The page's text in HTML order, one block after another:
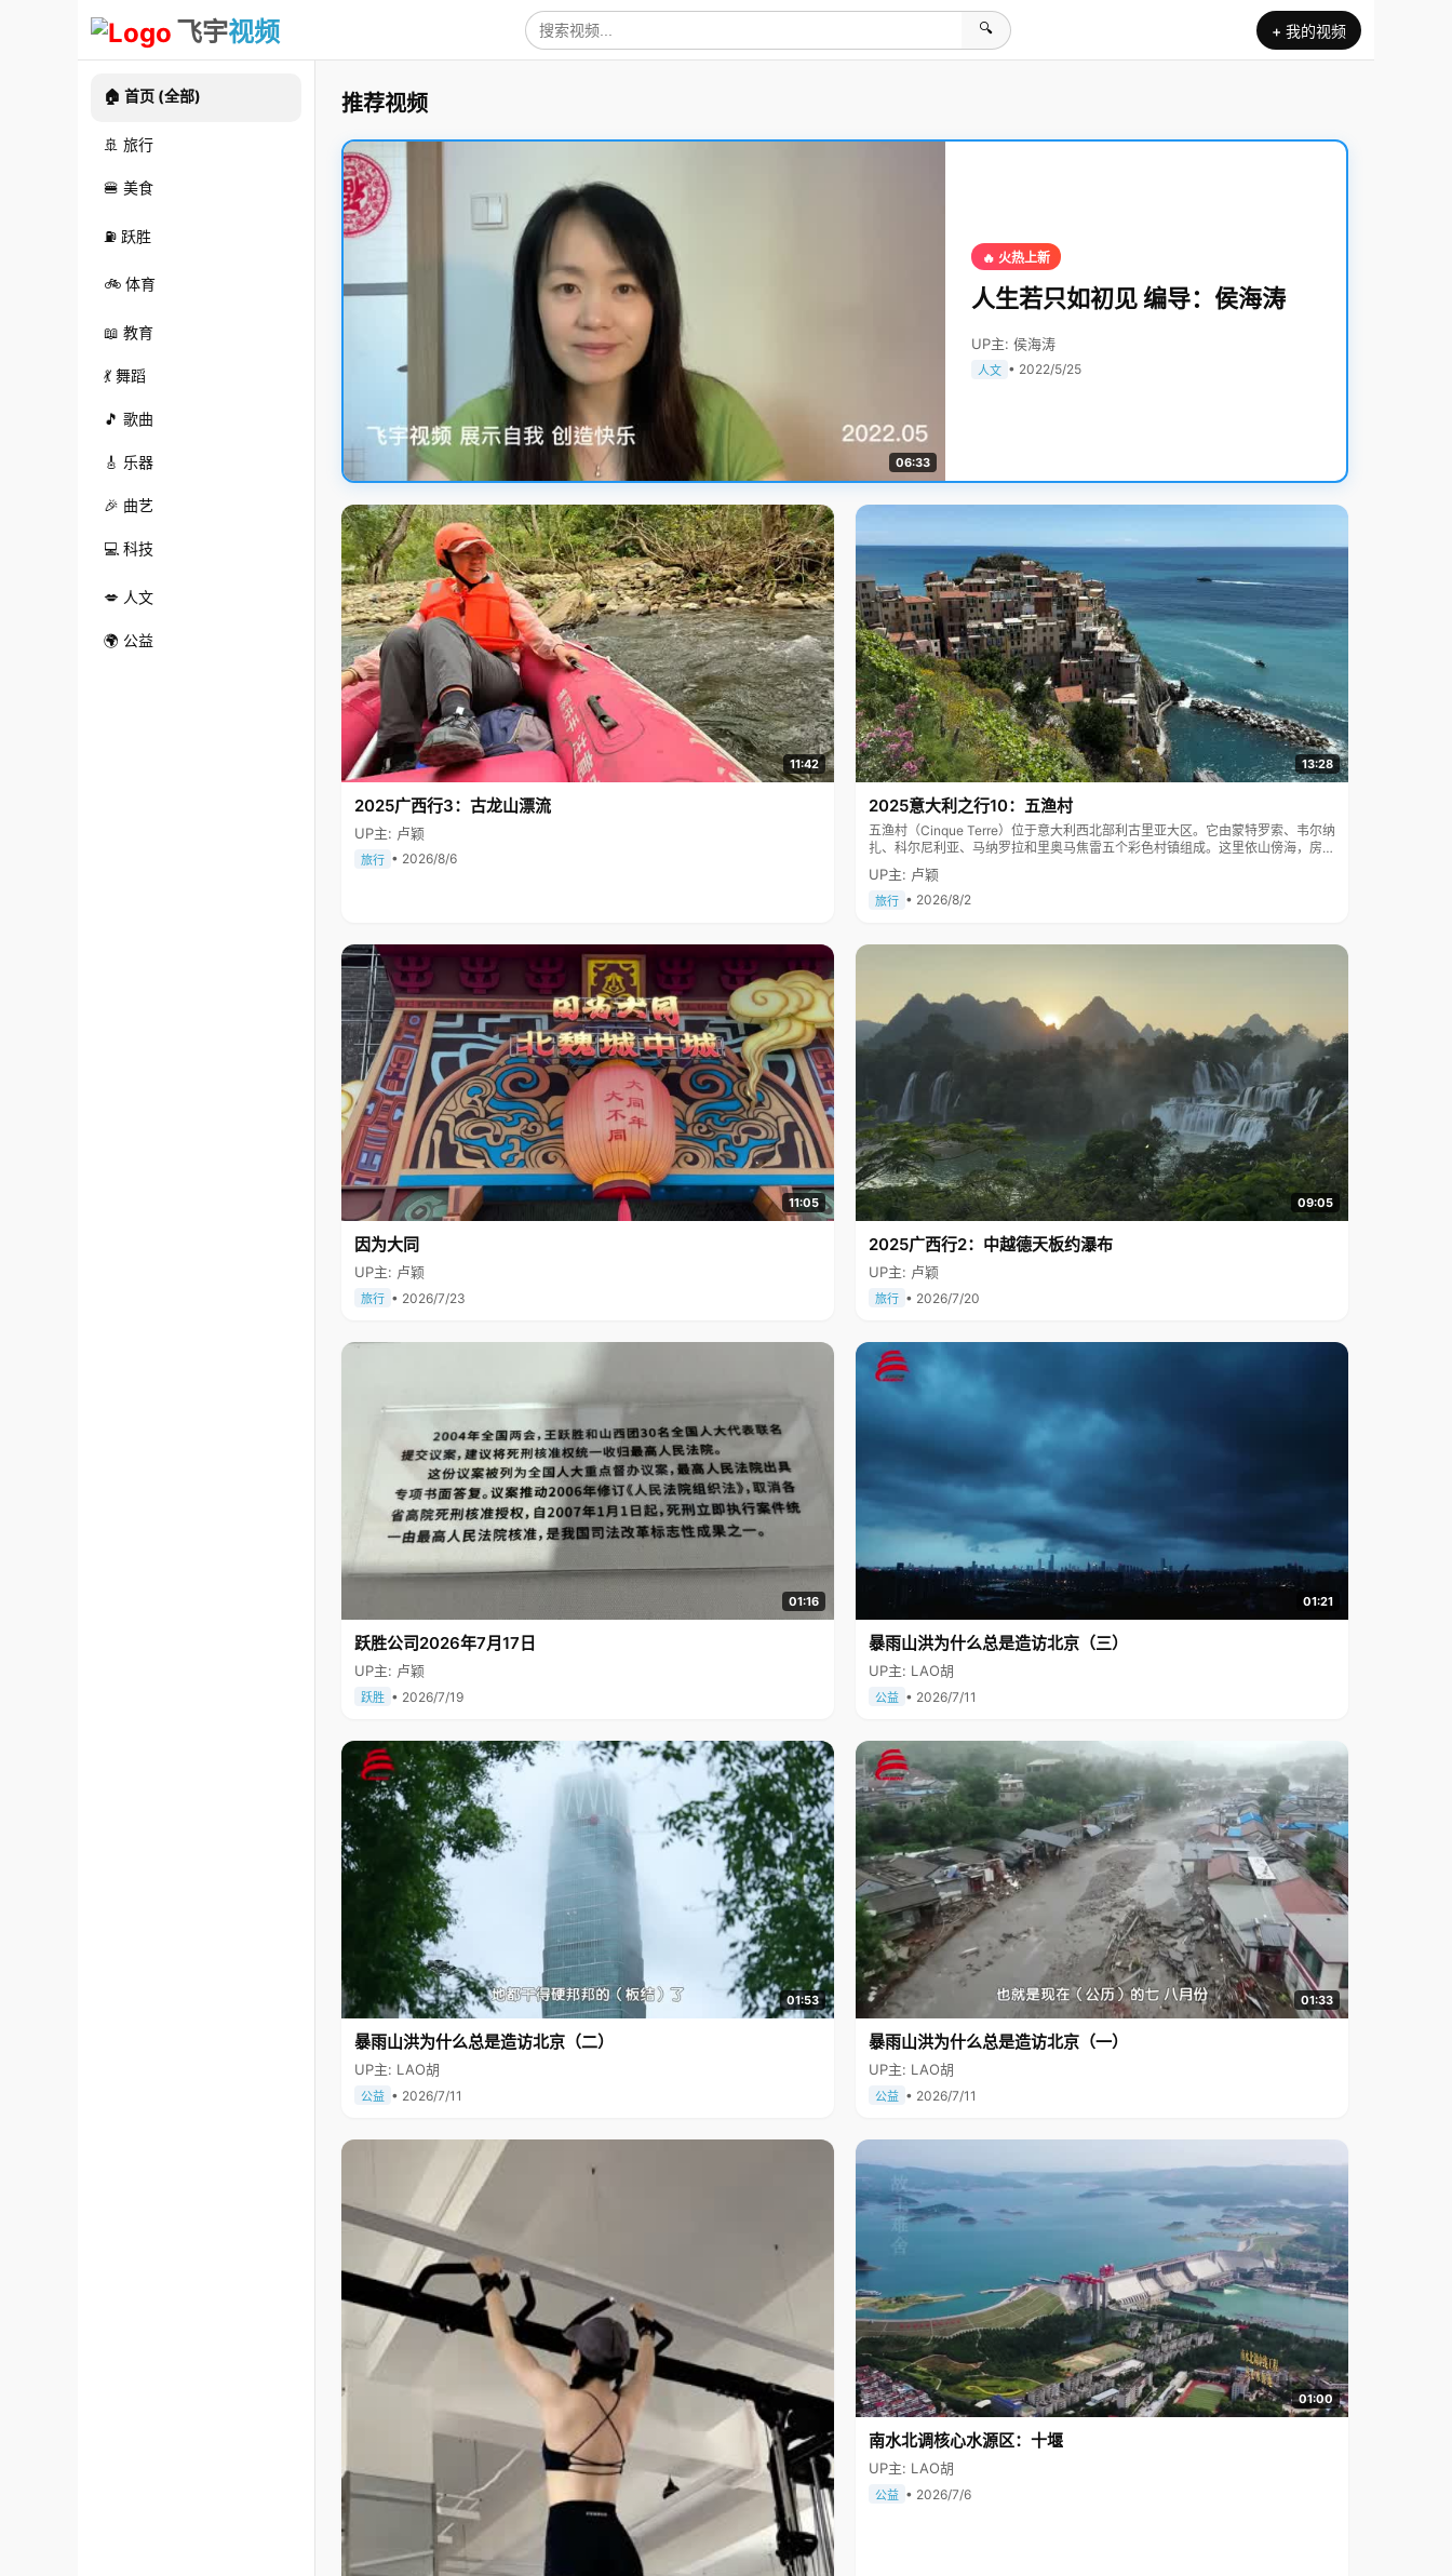
飞宇视频 🔍 + 我的视频
🏠 首页 (全部)
🚢 旅行
🍔 美食
⛽ 跃胜
🚲 体育
📖 教育
💃 舞蹈
🎵 歌曲
🎸 乐器
🎉 曲艺
💻 科技
💋 人文
🌍 公益
推荐视频
06:33
🔥 火热上新
人生若只如初见 编导：侯海涛
UP主: 侯海涛
人文 • 2022/5/25
11:42
2025广西行3：古龙山漂流
UP主: 卢颖
旅行 • 2026/8/6
13:28
2025意大利之行10：五渔村
五渔村（Cinque Terre）位于意大利西北部利古里亚大区。它由蒙特罗索、韦尔纳
扎、科尔尼利亚、马纳罗拉和里奥马焦雷五个彩色村镇组成。这里依山傍海，房屋
色彩斑斓，1997年被列为世界文化遗产。
UP主: 卢颖
旅行 • 2026/8/2
11:05
因为大同
UP主: 卢颖
旅行 • 2026/7/23
09:05
2025广西行2：中越德天板约瀑布
UP主: 卢颖
旅行 • 2026/7/20
01:16
跃胜公司2026年7月17日
UP主: 卢颖
跃胜 • 2026/7/19
01:21
暴雨山洪为什么总是造访北京（三）
UP主: LAO胡
公益 • 2026/7/11
01:53
暴雨山洪为什么总是造访北京（二）
UP主: LAO胡
公益 • 2026/7/11
01:33
暴雨山洪为什么总是造访北京（一）
UP主: LAO胡
公益 • 2026/7/11
01:00
南水北调核心水源区：十堰
UP主: LAO胡
公益 • 2026/7/6